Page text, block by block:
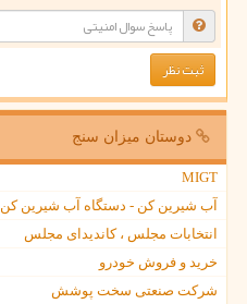
دوستان میزان سنج
MIGT
آب شیرین کن - دستگاه آب شیرین کن
انتخابات مجلس ، کاندیدای مجلس
خرید و فروش خودرو
شرکت صنعتی سخت پوشش